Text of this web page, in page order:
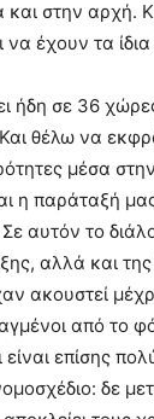
και στην
έχουν τα
ήδη σε 36
θέλω να
μέσα
η παράταξή
αυτόν το
αλλά και
ακουστεί
από το
επίσης
δε